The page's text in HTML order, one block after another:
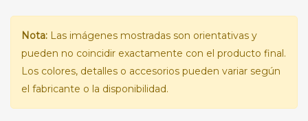
Nota: Las imágenes mostradas son orientativas y
pueden no coincidir exactamente con el producto final.
Los colores, detalles o accesorios pueden variar según
el fabricante o la disponibilidad.